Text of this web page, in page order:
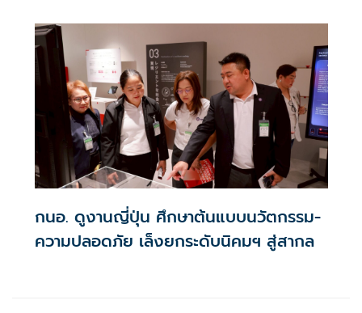
กนอ. ดูงานญี่ปุ่น ศึกษาต้นแบบนวัตกรรม-
ความปลอดภัย เล็งยกระดับนิคมฯ สู่สากล